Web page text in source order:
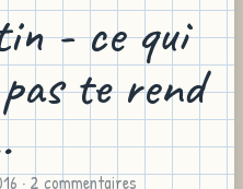
- ce qui
te rend
· 2 commentaires